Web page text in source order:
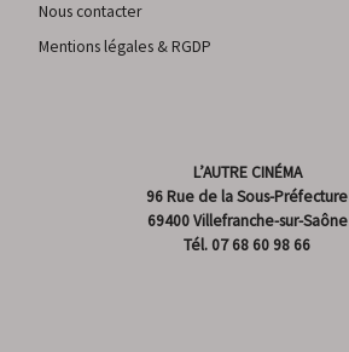
Nous contacter
Mentions légales & RGDP
L’AUTRE CINÉMA
96 Rue de la Sous-Préfecture
69400 Villefranche-sur-Saône
Tél. 07 68 60 98 66